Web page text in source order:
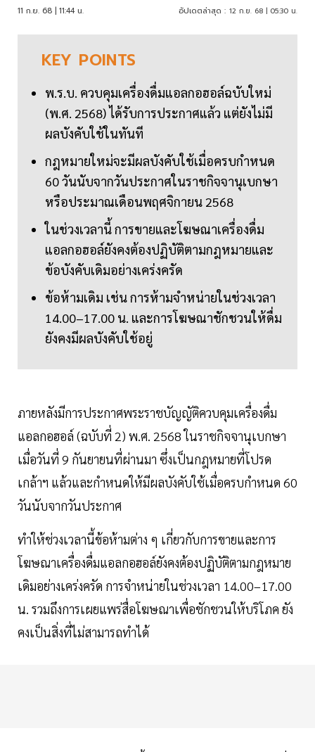
11 ก.ย. 68 | 11:44 น. อัปเดตล่าสุด : 12 ก.ย. 68 | 05:30 น.
KEY POINTS
พ.ร.บ. ควบคุมเครื่องดื่มแอลกอฮอล์ฉบับใหม่
(พ.ศ. 2568) ได้รับการประกาศแล้ว แต่ยังไม่มี
ผลบังคับใช้ในทันที
กฎหมายใหม่จะมีผลบังคับใช้เมื่อครบกำหนด
60 วันนับจากวันประกาศในราชกิจจานุเบกษา
หรือประมาณเดือนพฤศจิกายน 2568
ในช่วงเวลานี้ การขายและโฆษณาเครื่องดื่ม
แอลกอฮอล์ยังคงต้องปฏิบัติตามกฎหมายและ
ข้อบังคับเดิมอย่างเคร่งครัด
ข้อห้ามเดิม เช่น การห้ามจำหน่ายในช่วงเวลา
14.00–17.00 น. และการโฆษณาชักชวนให้ดื่ม
ยังคงมีผลบังคับใช้อยู่
ภายหลังมีการประกาศพระราชบัญญัติควบคุมเครื่องดื่ม
แอลกอฮอล์ (ฉบับที่ 2) พ.ศ. 2568 ในราชกิจจานุเบกษา
เมื่อวันที่ 9 กันยายนที่ผ่านมา ซึ่งเป็นกฎหมายที่โปรด
เกล้าฯ แล้วและกำหนดให้มีผลบังคับใช้เมื่อครบกำหนด 60
วันนับจากวันประกาศ
ทำให้ช่วงเวลานี้ข้อห้ามต่าง ๆ เกี่ยวกับการขายและการ
โฆษณาเครื่องดื่มแอลกอฮอล์ยังคงต้องปฏิบัติตามกฎหมาย
เดิมอย่างเคร่งครัด การจำหน่ายในช่วงเวลา 14.00–17.00
น. รวมถึงการเผยแพร่สื่อโฆษณาเพื่อชักชวนให้บริโภค ยัง
คงเป็นสิ่งที่ไม่สามารถทำได้